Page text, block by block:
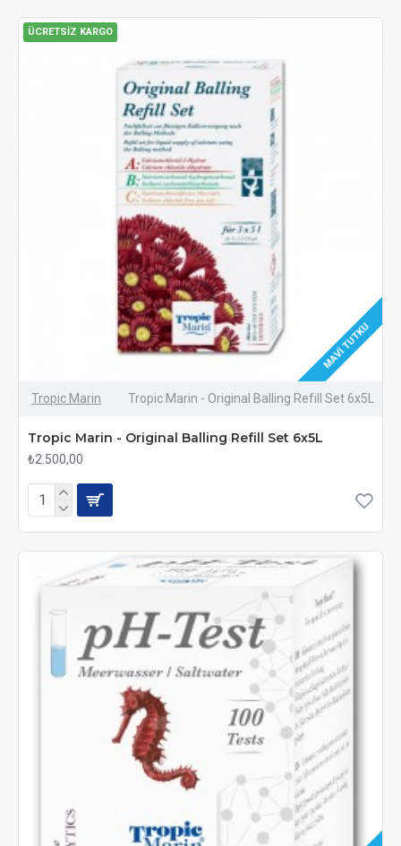
MAVI TUTKU
ÜCRETSIZ KARGO
Tropic Marin Tropic Marin - Original Balling Refill Set 6x5L
Tropic Marin - Original Balling Refill Set 6x5L
₺2.500,00